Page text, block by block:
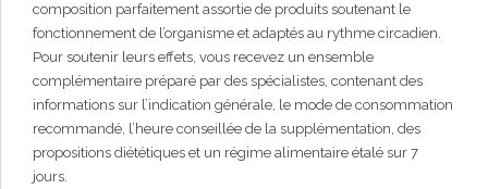
composition parfaitement assortie de produits soutenant le
fonctionnement de l’organisme et adaptés au rythme circadien.
Pour soutenir leurs effets, vous recevez un ensemble
complémentaire préparé par des spécialistes, contenant des
informations sur l’indication générale, le mode de consommation
recommandé, l’heure conseillée de la supplémentation, des
propositions diététiques et un régime alimentaire étalé sur 7
jours.